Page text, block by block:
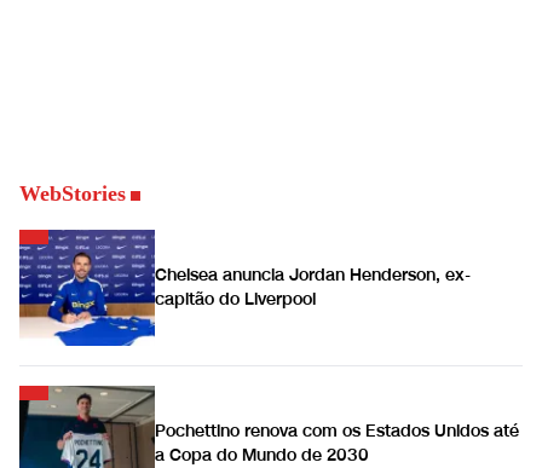
WebStories
Chelsea anuncia Jordan Henderson, ex-
capitão do Liverpool
Pochettino renova com os Estados Unidos até
a Copa do Mundo de 2030